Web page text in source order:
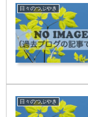
日々のつぶやき
日々のつぶやき